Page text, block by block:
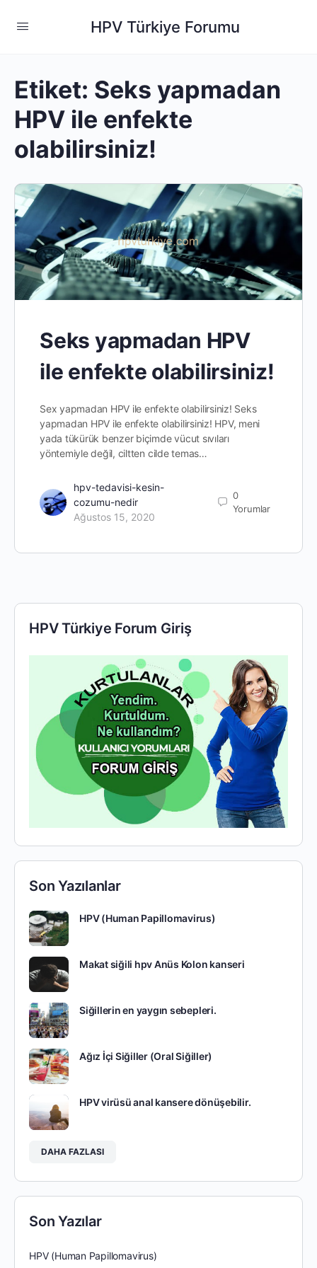
HPV Türkiye Forumu
Etiket: Seks yapmadan
HPV ile enfekte
olabilirsiniz!
Seks yapmadan HPV
ile enfekte olabilirsiniz!
Sex yapmadan HPV ile enfekte olabilirsiniz! Seks
yapmadan HPV ile enfekte olabilirsiniz! HPV, meni
yada tükürük benzer biçimde vücut sıvıları
yöntemiyle değil, ciltten cilde temas…
hpv-tedavisi-kesin-
cozumu-nedir
Ağustos 15, 2020
0
Yorumlar
HPV Türkiye Forum Giriş
Son Yazılanlar
HPV (Human Papillomavirus)
Makat siğili hpv Anüs Kolon kanseri
Siğillerin en yaygın sebepleri.
Ağız İçi Siğiller (Oral Siğiller)
HPV virüsü anal kansere dönüşebilir.
DAHA FAZLASI
Son Yazılar
HPV (Human Papillomavirus)